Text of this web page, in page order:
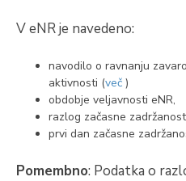
V eNR je navedeno:
navodilo o ravnanju
aktivnosti (več )
obdobje veljavnosti eNR,
razlog začasne
prvi dan začasne
Pomembno: Podatka o